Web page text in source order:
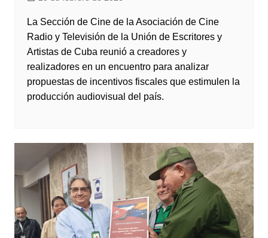
La Sección de Cine de la Asociación de Cine
Radio y Televisión de la Unión de Escritores y
Artistas de Cuba reunió a creadores y
realizadores en un encuentro para analizar
propuestas de incentivos fiscales que estimulen la
producción audiovisual del país.